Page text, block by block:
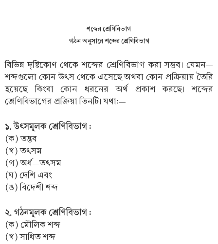
শব্দের শ্রেণিবিভাগ
গঠন অনুসারে শব্দের শ্রেণিবিভাগ
বিভিন্ন দৃষ্টিকোণ থেকে শব্দের শ্রেণিবিভাগ করা সম্ভব। যেমন—
শব্দগুলো কোন উৎস থেকে এসেছে অথবা কোন প্রক্রিয়ায় তৈরি
হয়েছে কিংবা কোন ধরনের অর্থ প্রকাশ করছে। শব্দের
শ্রেণিবিভাগের প্রক্রিয়া তিনটি। যথা:—
১. উৎসমূলক শ্রেণিবিভাগ :
(ক) তদ্ভব
(খ) তৎসম
(গ) অর্ধ—তৎসম
(ঘ) দেশি এবং
(ঙ) বিদেশী শব্দ
২. গঠনমূলক শ্রেণিবিভাগ :
(ক) মৌলিক শব্দ
(খ) সাধিত শব্দ